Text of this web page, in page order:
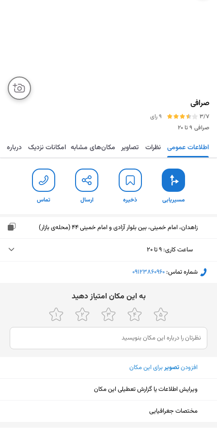
صرافی
3/7
9 رای
صرافی ۹ تا ۲۰
مسیریابی ذخیره ارسال تماس اطلاعات عمومی نظرات تصاویر مکان‌های مشابه امکانات نزدیک درباره
مسیریابی ذخیره ارسال تماس
زاهدان، امام خمینی، بین بلوار آزادی و امام خمینی 44 (محله‌ی بازار)
ساعت کاری: ۹ تا ۲۰
یکشنبه (امروز)
چهارشنبه
۹ تا ۲۰
پنجشنبه
۹ تا ۲۰
جمعه
شنبه
شماره تماس: ‎09123860960
ﺑﻪ اﯾﻦ ﻣﮑﺎن اﻣﺘﯿﺎز دﻫﯿﺪ
افزودنتصویربرای این مکان
ویرایش اطلاعات یا گزارش تعطیلی این مکان
مختصات جغرافیایی